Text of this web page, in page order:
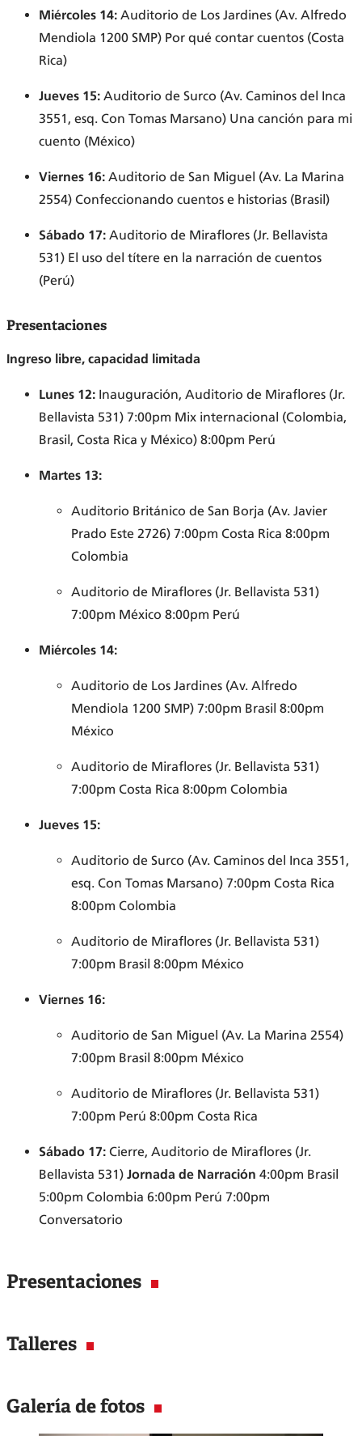
Miércoles 14: Auditorio de Los Jardines (Av. Alfredo
Mendiola 1200 SMP) Por qué contar cuentos (Costa
Rica)
Jueves 15: Auditorio de Surco (Av. Caminos del Inca
3551, esq. Con Tomas Marsano) Una canción para mi
cuento (México)
Viernes 16: Auditorio de San Miguel (Av. La Marina
2554) Confeccionando cuentos e historias (Brasil)
Sábado 17: Auditorio de Miraflores (Jr. Bellavista
531) El uso del títere en la narración de cuentos
(Perú)
Presentaciones
Ingreso libre, capacidad limitada
Lunes 12: Inauguración, Auditorio de Miraflores (Jr.
Bellavista 531) 7:00pm Mix internacional (Colombia,
Brasil, Costa Rica y México) 8:00pm Perú
Martes 13:
Auditorio Británico de San Borja (Av. Javier
Prado Este 2726) 7:00pm Costa Rica 8:00pm
Colombia
Auditorio de Miraflores (Jr. Bellavista 531)
7:00pm México 8:00pm Perú
Miércoles 14:
Auditorio de Los Jardines (Av. Alfredo
Mendiola 1200 SMP) 7:00pm Brasil 8:00pm
México
Auditorio de Miraflores (Jr. Bellavista 531)
7:00pm Costa Rica 8:00pm Colombia
Jueves 15:
Auditorio de Surco (Av. Caminos del Inca 3551,
esq. Con Tomas Marsano) 7:00pm Costa Rica
8:00pm Colombia
Auditorio de Miraflores (Jr. Bellavista 531)
7:00pm Brasil 8:00pm México
Viernes 16:
Auditorio de San Miguel (Av. La Marina 2554)
7:00pm Brasil 8:00pm México
Auditorio de Miraflores (Jr. Bellavista 531)
7:00pm Perú 8:00pm Costa Rica
Sábado 17: Cierre, Auditorio de Miraflores (Jr.
Bellavista 531) Jornada de Narración 4:00pm Brasil
5:00pm Colombia 6:00pm Perú 7:00pm
Conversatorio
Presentaciones
Talleres
Galería de fotos